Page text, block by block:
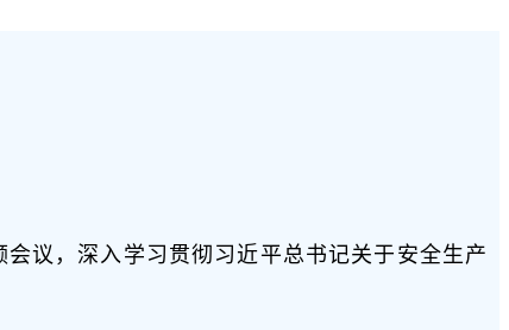
议，深入学习贯彻习近平总书记关于安全生产